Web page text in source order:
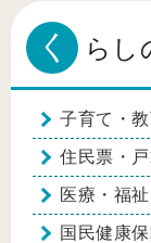
く らし
子育て・
住民票・
医療・福
国民健康